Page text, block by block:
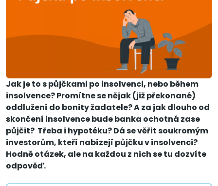
Jak je to s půjčkami po insolvenci, nebo během
insolvence? Promítne se nějak (již překonané)
oddlužení do bonity žadatele? A za jak dlouho od
skončení insolvence bude banka ochotná zase
půjčit? Třeba i hypotéku? Dá se věřit soukromým
investorům, kteří nabízejí půjčku v insolvenci?
Hodně otázek, ale na každou z nich se tu dozvíte
odpověď.